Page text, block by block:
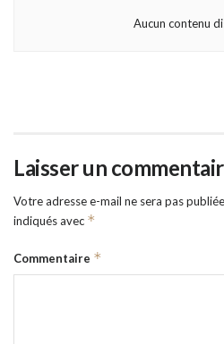
Aucun contenu
Laisser un
Votre adresse e-mail ne sera pas
indiqués avec *
Commentaire *